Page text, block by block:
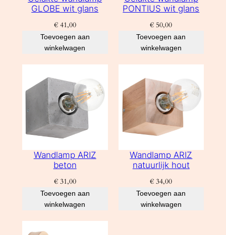
GLOBE wit glans
€41,00
Toevoegen aan
winkelwagen
PONTIUS wit glans
€ 50,00
Toevoegen aan
winkelwagen
Wandlamp ARIZ
beton
€31,00
Toevoegen aan
winkelwagen
Wandlamp ARIZ
natuurlijk hout
€ 34,00
Toevoegen aan
winkelwagen